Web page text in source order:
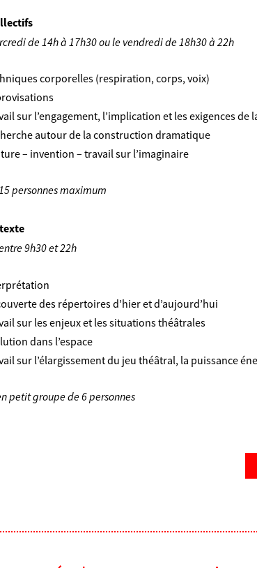
de 14h à 17h30 ou le vendredi de 18h30 à 22h
corporelles (respiration, corps, voix)
sur l’engagement, l’implication et les exigences de
autour de la construction dramatique
– invention – travail sur l’imaginaire
personnes maximum
9h30 et 22h
des répertoires d’hier et d’aujourd’hui
sur les enjeux et les situations théâtrales
dans l’espace
sur l’élargissement du jeu théâtral, la puissance
petit groupe de 6 personnes